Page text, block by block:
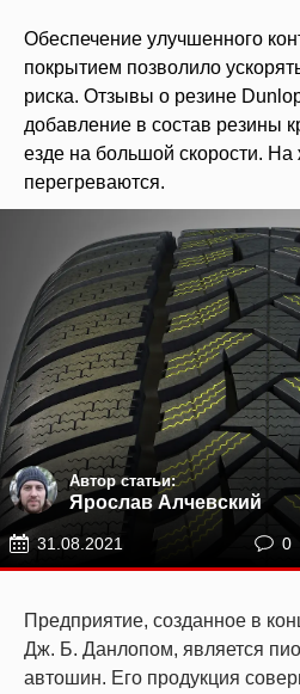
Обеспечение улучшенного
покрытием позволило
риска. Отзывы о резине
добавление в состав резины
езде на большой скорости.
перегреваются.
Автор статьи:
Ярослав Алчевский
31.08.2021 0
Предприятие, созданное в
Дж. Б. Данлопом, является
автошин. Его продукция